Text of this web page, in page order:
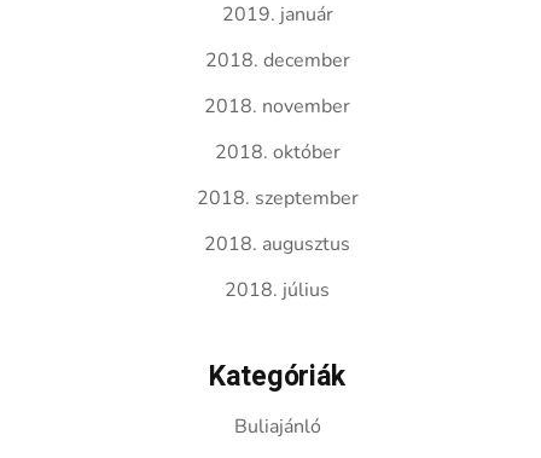
2019. január
2018. december
2018. november
2018. október
2018. szeptember
2018. augusztus
2018. július
Kategóriák
Buliajánló